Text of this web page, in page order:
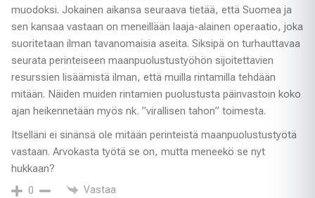
muodoksi. Jokainen aikansa seuraava tietää, että Suomea ja
sen kansaa vastaan on meneillään laaja-alainen operaatio, joka
suoritetaan ilman tavanomaisia aseita. Siksipä on turhauttavaa
seurata perinteiseen maanpuolustustyöhön sijoitettavien
resurssien lisäämistä ilman, että muilla rintamilla tehdään
mitään. Näiden muiden rintamien puolustusta päinvastoin koko
ajan heikennetään myös nk. ”virallisen tahon” toimesta.
Itselläni ei sinänsä ole mitään perinteistä maanpuolustustyötä
vastaan. Arvokasta työtä se on, mutta meneekö se nyt
hukkaan?
0 Vastaa